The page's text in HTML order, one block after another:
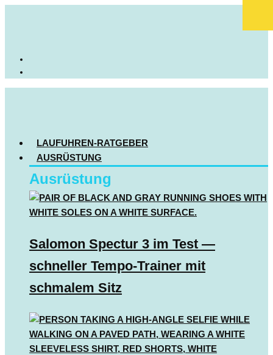
LAUFUHREN-RATGEBER
AUSRÜSTUNG
Ausrüstung
Salomon Spectur 3 im Test —
schneller Tempo-Trainer mit
schmalem Sitz